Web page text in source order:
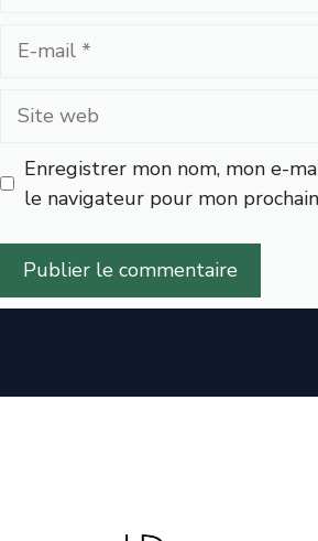
Site
Enregistrer mon nom, mon e-
le navigateur pour mon